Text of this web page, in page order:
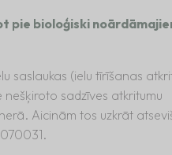
pie bioloģiski
saslaukas (ielu tīrīšanas
sadzīves atkritumu
Aicinām tos uzkrāt